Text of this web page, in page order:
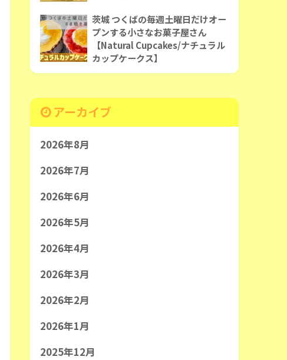
茨城 つくばの毎週土曜日だけオー
プンする小さなお菓子屋さん
【Natural Cupcakes/ナチュラル
カップケークス】
アーカイブ
2026年8月
2026年7月
2026年6月
2026年5月
2026年4月
2026年3月
2026年2月
2026年1月
2025年12月